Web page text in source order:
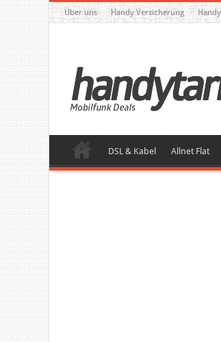
Über uns Handy Versicherung
DSL & Kabel Allnet Flat